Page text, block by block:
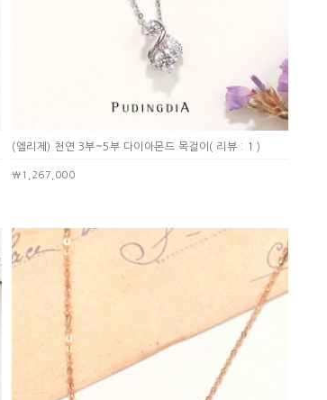
(엘리제) 천연 3부~5부 다이아몬드 목걸이 ( 리뷰 : 1 )
￦1,267,000